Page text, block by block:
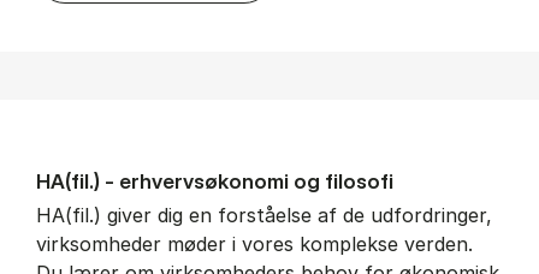
HA(fil.) - erhvervs­økonomi og fi­lo­so­fi
HA(fil.) giver dig en forståelse af de udfordringer,
virksomheder møder i vores komplekse verden.